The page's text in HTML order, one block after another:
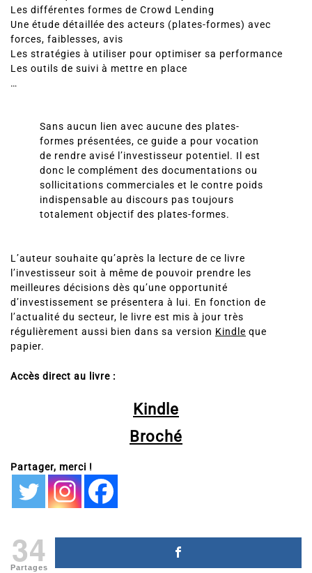
Les différentes formes de Crowd Lending
Une étude détaillée des acteurs (plates-formes) avec
forces, faiblesses, avis
Les stratégies à utiliser pour optimiser sa performance
Les outils de suivi à mettre en place
…
Sans aucun lien avec aucune des plates-
formes présentées, ce guide a pour vocation
de rendre avisé l’investisseur potentiel. Il est
donc le complément des documentations ou
sollicitations commerciales et le contre poids
indispensable au discours pas toujours
totalement objectif des plates-formes.
L’auteur souhaite qu’après la lecture de ce livre
l’investisseur soit à même de pouvoir prendre les
meilleures décisions dès qu’une opportunité
d’investissement se présentera à lui. En fonction de
l’actualité du secteur, le livre est mis à jour très
régulièrement aussi bien dans sa version Kindle que
papier.
Accès direct au livre :
Kindle
Broché
Partager, merci !
34
Partages